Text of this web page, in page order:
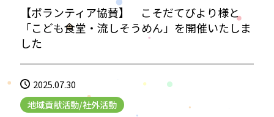
【ボランティア協賛】 こそだてびより様と
「こども食堂・流しそうめん」を開催いたしま
した
2025.07.30
地域貢献活動/社外活動